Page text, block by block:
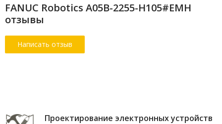
FANUC Robotics A05B-2255-H105#EMH
отзывы
Проектирование электронных устройств